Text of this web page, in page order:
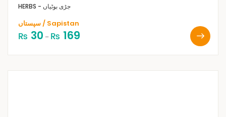
HERBS - جڑی بوٹیاں
سپستاں / Sapistan
₨ 30 – ₨ 169